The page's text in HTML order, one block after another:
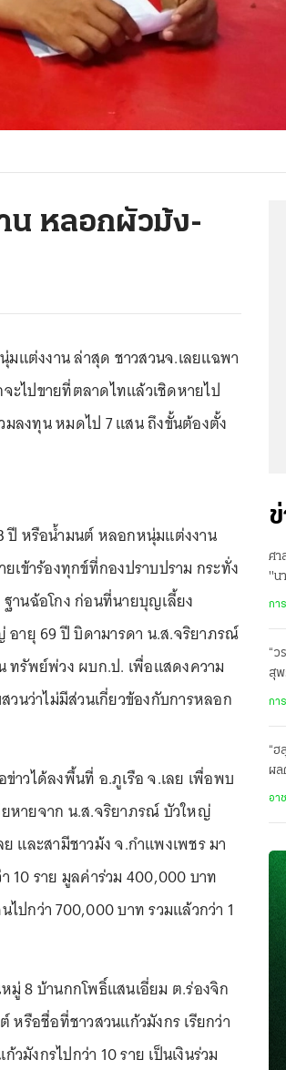
น หลอกผัวม้ง-
แต่งงาน ล่าสุด ชาวสวนจ.เลยแฉพา
ะไปขายที่ตลาดไทแล้วเชิดหายไป
ลงทุน หมดไป 7 แสน ถึงขั้นต้องตั้ง
หรือน้ำมนต์ หลอกหนุ่มแต่งงาน
เข้าร้องทุกข์ที่กองปราบปราม กระทั่ง
านฉ้อโกง ก่อนที่นายบุญเลี้ยง
อายุ 69 ปี บิดามารดา น.ส.จริยาภรณ์
ทรัพย์พ่วง ผบก.ป. เพื่อแสดงความ
นว่าไม่มีส่วนเกี่ยวข้องกับการหลอก
าวได้ลงพื้นที่ อ.ภูเรือ จ.เลย เพื่อพบ
หายจาก น.ส.จริยาภรณ์ บัวใหญ่
และสามีชาวม้ง จ.กำแพงเพชร มา
10 ราย มูลค่าร่วม 400,000 บาท
ปกว่า 700,000 บาท รวมแล้วกว่า 1
8 บ้านกกโพธิ์แสนเอี่ยม ต.ร่องจิก
หรือชื่อที่ชาวสวนแก้วมังกร เรียกว่า
มังกรไปกว่า 10 ราย เป็นเงินร่วม
ศา
"น
กา
“ว
สุพ
กา
“ฮ
ผล
อา